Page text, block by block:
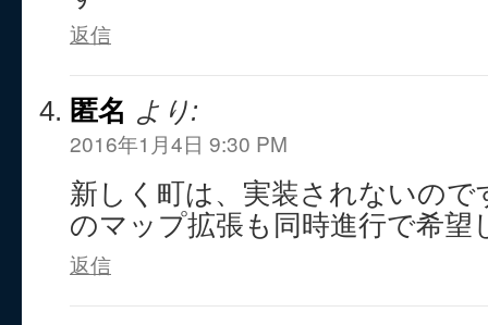
返信
匿名 より:
2016年1月4日 9:30 PM
新しく町は、実装されないの
のマップ拡張も同時進行で希望
返信